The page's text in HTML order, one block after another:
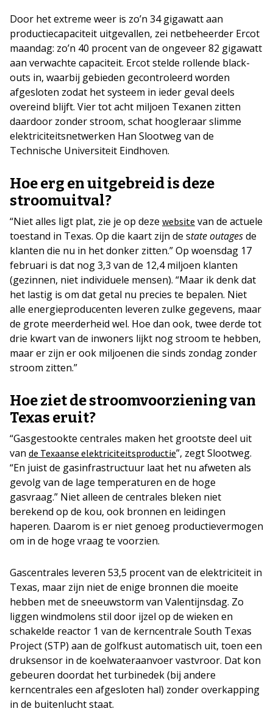
Door het extreme weer is zo’n 34 gigawatt aan
productiecapaciteit uitgevallen, zei netbeheerder Ercot
maandag: zo’n 40 procent van de ongeveer 82 gigawatt
aan verwachte capaciteit. Ercot stelde rollende black-
outs in, waarbij gebieden gecontroleerd worden
afgesloten zodat het systeem in ieder geval deels
overeind blijft. Vier tot acht miljoen Texanen zitten
daardoor zonder stroom, schat hoogleraar slimme
elektriciteitsnetwerken Han Slootweg van de
Technische Universiteit Eindhoven.
Hoe erg en uitgebreid is deze
stroomuitval?
“Niet alles ligt plat, zie je op deze website van de actuele
toestand in Texas. Op die kaart zijn de state outagesde
klanten die nu in het donker zitten.” Op woensdag 17
februari is dat nog 3,3 van de 12,4 miljoen klanten
(gezinnen, niet individuele mensen). “Maar ik denk dat
het lastig is om dat getal nu precies te bepalen. Niet
alle energieproducenten leveren zulke gegevens, maar
de grote meerderheid wel. Hoe dan ook, twee derde tot
drie kwart van de inwoners lijkt nog stroom te hebben,
maar er zijn er ook miljoenen die sinds zondag zonder
stroom zitten.”
Hoe ziet de stroomvoorziening van
Texas eruit?
“Gasgestookte centrales maken het grootste deel uit
van de Texaanse elektriciteitsproductie”, zegt Slootweg.
“En juist de gasinfrastructuur laat het nu afweten als
gevolg van de lage temperaturen en de hoge
gasvraag.” Niet alleen de centrales bleken niet
berekend op de kou, ook bronnen en leidingen
haperen. Daarom is er niet genoeg productievermogen
om in de hoge vraag te voorzien.
Gascentrales leveren 53,5 procent van de elektriciteit in
Texas, maar zijn niet de enige bronnen die moeite
hebben met de sneeuwstorm van Valentijnsdag. Zo
liggen windmolens stil door ijzel op de wieken en
schakelde reactor 1 van de kerncentrale South Texas
Project (STP) aan de golfkust automatisch uit, toen een
druksensor in de koelwateraanvoer vastvroor. Dat kon
gebeuren doordat het turbinedek (bij andere
kerncentrales een afgesloten hal) zonder overkapping
in de buitenlucht staat.